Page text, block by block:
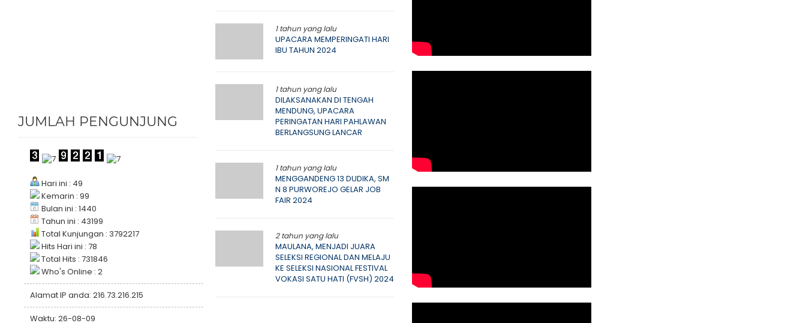
JUMLAH PENGUNJUNG
Hari ini : 49
Kemarin : 99
Bulan ini : 1440
Tahun ini : 43199
Total Kunjungan : 3792217
Hits Hari ini : 78
Total Hits : 731846
Who's Online : 2
Alamat IP anda: 216.73.216.215
Waktu: 26-08-09
1 tahun yang lalu
UPACARA MEMPERINGATI HARI
IBU TAHUN 2024
1 tahun yang lalu
DILAKSANAKAN DI TENGAH
MENDUNG, UPACARA
PERINGATAN HARI PAHLAWAN
BERLANGSUNG LANCAR
1 tahun yang lalu
MENGGANDENG 13 DUDIKA, SM
N 8 PURWOREJO GELAR JOB
FAIR 2024
2 tahun yang lalu
MAULANA, MENJADI JUARA
SELEKSI REGIONAL DAN MELAJU
KE SELEKSI NASIONAL FESTIVAL
VOKASI SATU HATI (FVSH) 2024